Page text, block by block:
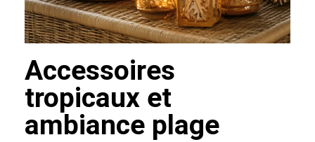
Accessoires
tropicaux et
ambiance plage